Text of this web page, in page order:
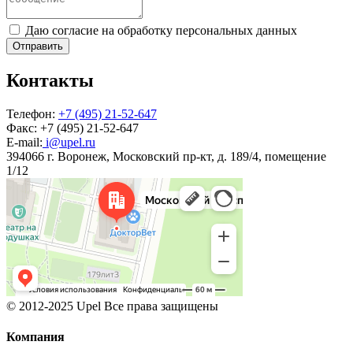
Даю согласие на обработку персональных данных
Отправить
Контакты
Телефон: +7 (495) 21-52-647
Факс: +7 (495) 21-52-647
E-mail: i@upel.ru
394066 г. Воронеж, Московский пр-кт, д. 189/4, помещение
1/12
© 2012-2025 Upel Все права защищены
Компания